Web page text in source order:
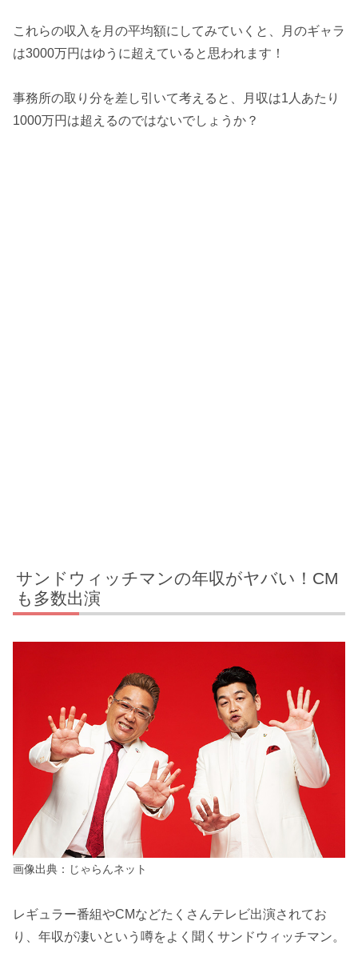
これらの収入を月の平均額にしてみていくと、月のギャラ
は3000万円はゆうに超えていると思われます！
事務所の取り分を差し引いて考えると、月収は1人あたり
1000万円は超えるのではないでしょうか？
サンドウィッチマンの年収がヤバい！CM
も多数出演
画像出典：じゃらんネット
レギュラー番組やCMなどたくさんテレビ出演されてお
り、年収が凄いという噂をよく聞くサンドウィッチマン。